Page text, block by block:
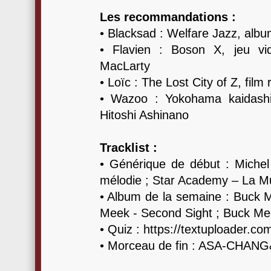
Les recommandations :
• Blacksad : Welfare Jazz,
• Flavien : Boson X, jeu
MacLarty
• Loïc : The Lost City of Z, film
• Wazoo : Yokohama
Hitoshi Ashinano
Tracklist :
• Générique de début :
mélodie ; Star Academy – La
• Album de la semaine : Buck
Meek - Second Sight ; Buck
• Quiz : https://
• Morceau de fin : ASA-